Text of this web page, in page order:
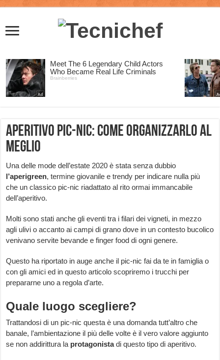
Aperitivo pic-nic: come organizzarlo al
meglio
Una delle mode dell’estate 2020 è stata senza dubbio
l’aperigreen, termine giovanile e trendy per indicare nulla più
che un classico pic-nic riadattato al rito ormai immancabile
dell’aperitivo.
Molti sono stati anche gli eventi tra i filari dei vigneti, in mezzo
agli ulivi o accanto ai campi di grano dove in un contesto bucolico
venivano servite bevande e finger food di ogni genere.
Questo ha riportato in auge anche il pic-nic fai da te in famiglia o
con gli amici ed in questo articolo scopriremo i trucchi per
prepararne uno a regola d’arte.
Quale luogo scegliere?
Trattandosi di un pic-nic questa è una domanda tutt’altro che
banale, l’ambientazione il più delle volte è il vero valore aggiunto
se non addirittura la protagonistadi questo tipo di aperitivo.